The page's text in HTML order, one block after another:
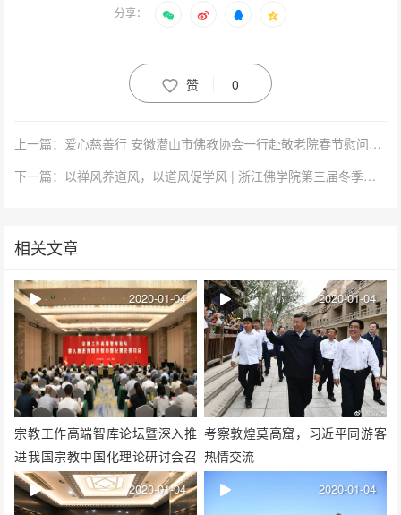
分享：
赞 0
上一篇：爱心慈善行 安徽潜山市佛教协会一行赴敬老院春节慰问活动
下一篇：以禅风养道风，以道风促学风 | 浙江佛学院第三届冬季教学禅七正式起七
相关文章
宗教工作高端智库论坛暨深入推
进我国宗教中国化理论研讨会召
开
2020-01-04
考察敦煌莫高窟，习近平同游客
热情交流
2020-01-04
2020-01-04 2020-01-04